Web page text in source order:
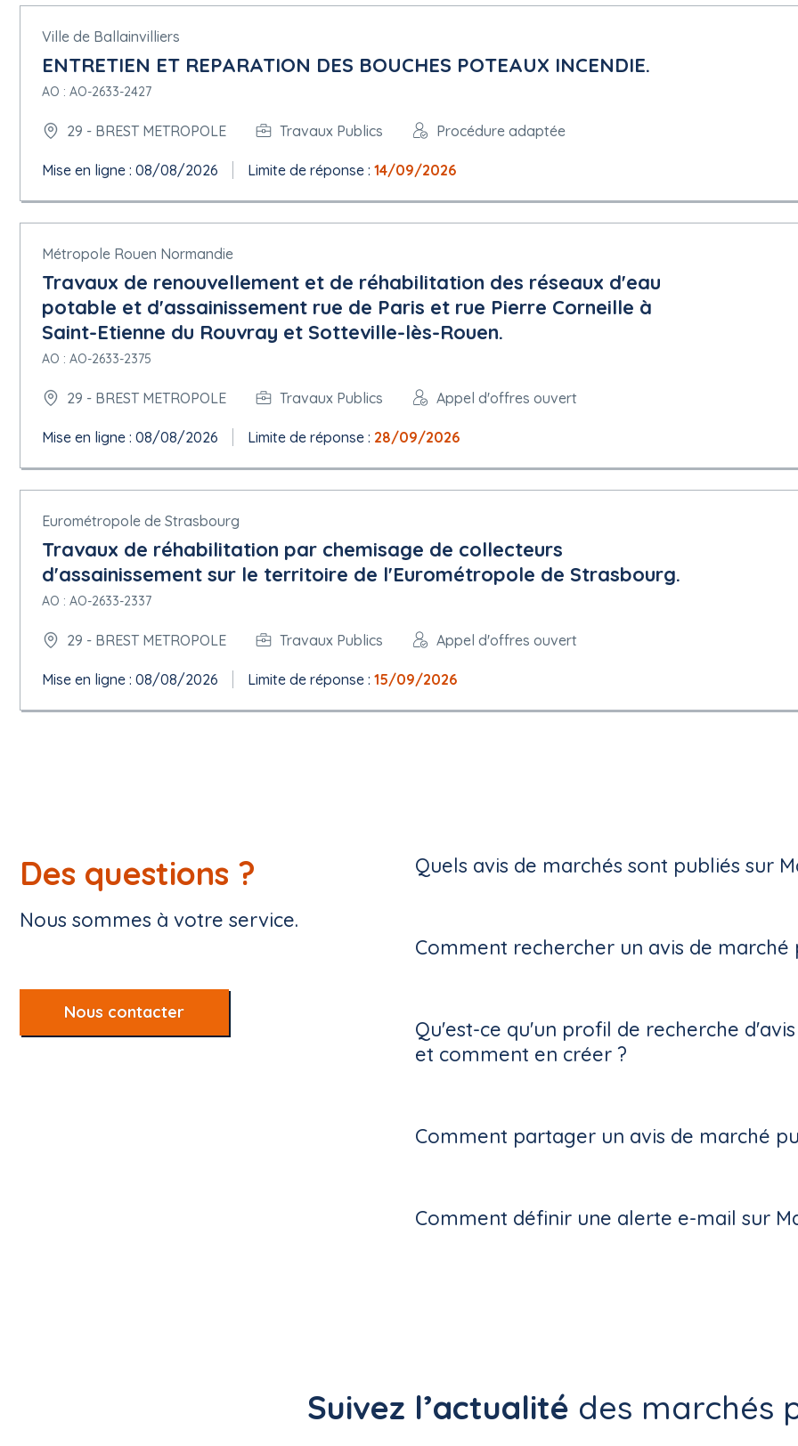
Ville de Ballainvilliers
ENTRETIEN ET REPARATION DES BOUCHES POTEAUX INCENDIE.
AO : AO-2633-2427
29 - BREST METROPOLE Travaux Publics Procédure adaptée
Mise en ligne : 08/08/2026 Limite de réponse : 14/09/2026
Métropole Rouen Normandie
Travaux de renouvellement et de réhabilitation des réseaux d'eau
potable et d'assainissement rue de Paris et rue Pierre Corneille à
Saint-Etienne du Rouvray et Sotteville-lès-Rouen.
AO : AO-2633-2375
29 - BREST METROPOLE Travaux Publics Appel d'offres ouvert
Mise en ligne : 08/08/2026 Limite de réponse : 28/09/2026
Eurométropole de Strasbourg
Travaux de réhabilitation par chemisage de collecteurs
d'assainissement sur le territoire de l'Eurométropole de Strasbourg.
AO : AO-2633-2337
29 - BREST METROPOLE Travaux Publics Appel d'offres ouvert
Mise en ligne : 08/08/2026 Limite de réponse : 15/09/2026
Des questions ?
Nous sommes à votre service.
Nous contacter
Quels avis de marchés sont publiés sur
Comment rechercher un avis de marché
Qu'est-ce qu'un profil de recherche
et comment en créer ?
Comment partager un avis de marché
Comment définir une alerte e-mail sur
Suivez l’actualité des marchés